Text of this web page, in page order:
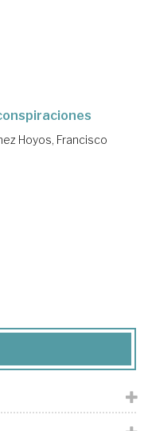
Hoyos, Francisco